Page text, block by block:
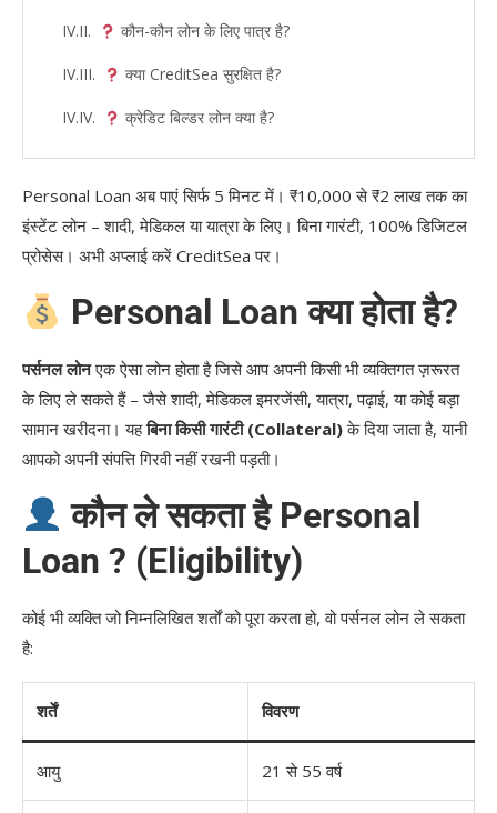
कौन-कौन लोन के लिए पात्र है?
क्या CreditSea सुरक्षित है?
क्रेडिट बिल्डर लोन क्या है?
Personal Loan अब पाएं सिर्फ 5 मिनट में। ₹10,000 से ₹2 लाख तक का
इंस्टेंट लोन – शादी, मेडिकल या यात्रा के लिए। बिना गारंटी, 100% डिजिटल
प्रोसेस। अभी अप्लाई करें CreditSea पर।
Personal Loan क्या होता है?
पर्सनल लोनएक ऐसा लोन होता है जिसे आप अपनी किसी भी व्यक्तिगत ज़रूरत
के लिए ले सकते हैं – जैसे शादी, मेडिकल इमरजेंसी, यात्रा, पढ़ाई, या कोई बड़ा
सामान खरीदना। यहबिना किसी गारंटी (Collateral)के दिया जाता है, यानी
आपको अपनी संपत्ति गिरवी नहीं रखनी पड़ती।
कौन ले सकता है Personal
Loan ? (Eligibility)
कोई भी व्यक्ति जो निम्नलिखित शर्तों को पूरा करता हो, वो पर्सनल लोन ले सकता
है:
शर्तें विवरण
आयु 21 से 55 वर्ष